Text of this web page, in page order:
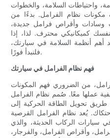
واحتياطات السلامة، والخطوات
مكونات نظام الفرامل. بدءًا من
وسادات وأقراص فرامل جديدة،
كميكانيكي محترف. لذا، إذا
أهم أنظمة السلامة في سيارتك،
فلنبدأ فورًا.
فهم نظام الفرامل في سيارتك
من الضروري فهم المكونات
عملها معًا. صُمم نظام الفرامل
تحويل الطاقة الحركية إلى
يُعد نظام الفرامل القرصية
سيارات الركاب الحديثة، والذي
وأقراص الفرامل، والفرجار،